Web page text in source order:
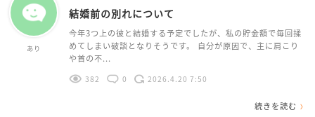
あり
結婚前の別れについて
今年3つ上の彼と結婚する予定でしたが、私の貯金額で毎回揉
めてしまい破談となりそうです。 自分が原因で、主に肩こり
や首の不...
382 0 2026.4.20 7:50
続きを読む